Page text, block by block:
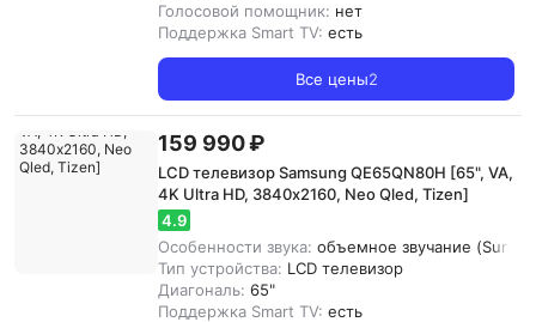
Голосовой помощник: нет
Поддержка Smart TV: есть
Все цены2
159 990 ₽
LCD телевизор Samsung QE65QN80H [65", VA,
4K Ultra HD, 3840х2160, Neo Qled, Tizen]
4.9
Особенности звука: объемное звучание
Тип устройства: LCD телевизор
Диагональ: 65"
Поддержка Smart TV: есть